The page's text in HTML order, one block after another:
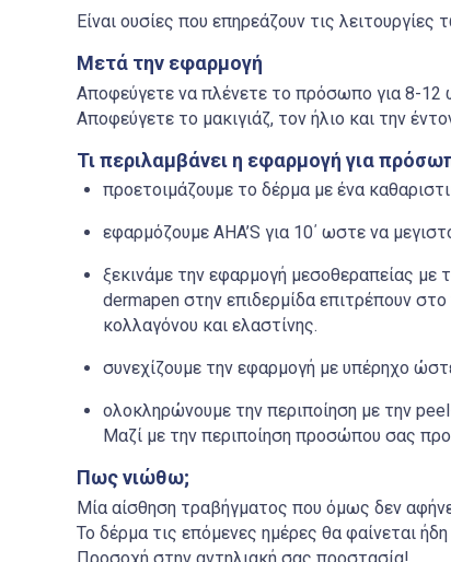
Είναι ουσίες που επηρεάζουν τις
Μετά την εφαρμογή
Αποφεύγετε να πλένετε το πρόσωπο για 8-12
Αποφεύγετε το μακιγιάζ, τον ήλιο και την
Τιπεριλαμβάνει η εφαρμογή για
προετοιμάζουμε το δέρμα με ένα
εφαρμόζουμε AHA’S για 10΄ ωστε να
ξεκινάμε την εφαρμογή μεσοθεραπείας με
dermapen στην επιδερμίδα επιτρέπουν
κολλαγόνου και ελαστίνης.
συνεχίζουμε την εφαρμογή με υπέρηχο
ολοκληρώνουμε την περιποίηση με την
Μαζί με την περιποίηση προσώπου σας
Πως νιώθω;
Μία αίσθηση τραβήγματος που όμως δεν
Το δέρμα τις επόμενες ημέρες θα φαίνεται
Προσοχή στην αντηλιακή σας προστασία!